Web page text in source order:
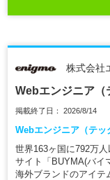
株式会社
Webエンジニア（
掲載終了日： 2026/8/14
Webエンジニア（テ
世界163ヶ国に792万
サイト「BUYMA(バイ
海外ブランドのアイテ